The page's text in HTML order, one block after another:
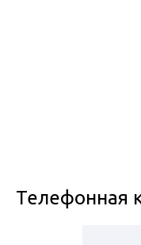
Телефонная